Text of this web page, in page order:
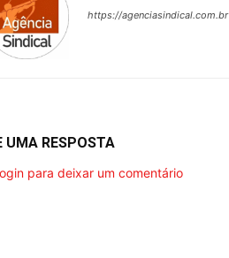
https://agenciasindical.com.br
UMA RESPOSTA
para deixar um comentário